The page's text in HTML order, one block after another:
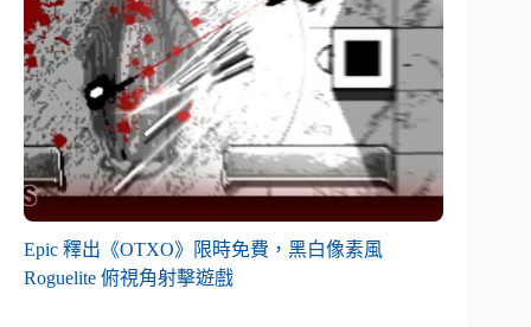
Epic 釋出《OTXO》限時免費，黑白像素風
Roguelite 俯視角射擊遊戲